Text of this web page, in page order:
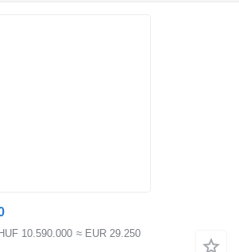
HUF 10.590.000 ≈ EUR 29.250